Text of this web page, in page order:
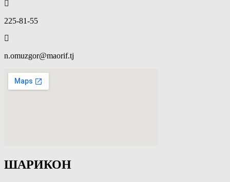
225-81-55
n.omuzgor@maorif.tj
ШАРИКОН